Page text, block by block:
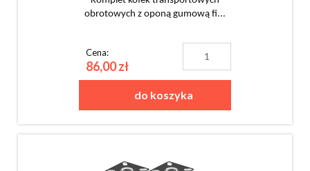
obrotowych z oponą gumową fi...
Cena:
86,00 zł
do koszyka